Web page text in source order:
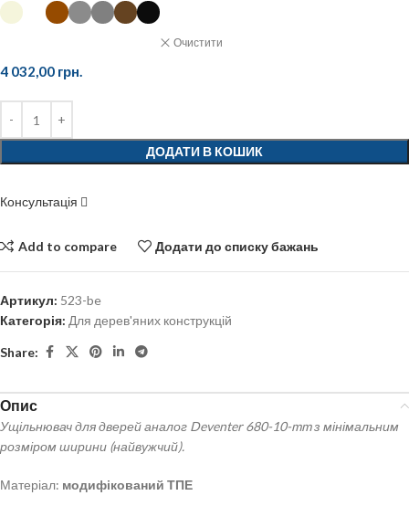
Очистити
4 032,00 грн.
ДОДАТИ В КОШИК
Консультація
Add to compare Додати до списку бажань
Артикул: 523-be
Категорія: Для дерев'яних конструкцій
Share:
Опис
Ущільнювач для дверей аналог Deventer 680-10-mm з мінімальним
розміром ширини (найвужчий).
Матеріал: модифікований ТПЕ